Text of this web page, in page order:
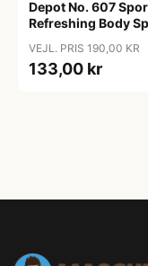
Depot No. 607
Refreshing Body
VEJL. PRIS 190,00 KR
133,00 kr